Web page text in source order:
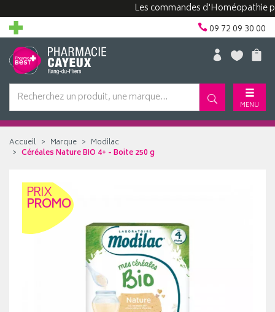
Les commandes d'Homéopathie
09 72 09 30 00
MENU
Accueil Marque
Modilac
Céréales Nature BIO 4+ - Boite 250 g
PRIX
PROMO